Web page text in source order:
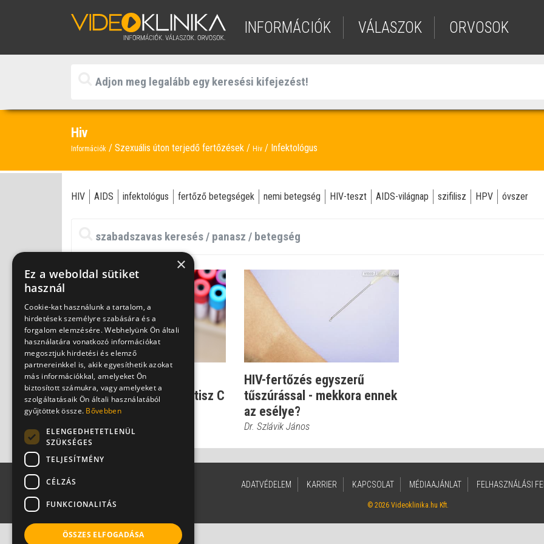
INFORMÁCIÓK VÁLASZOK ORVOSOK
Hiv
Információk Szexuális úton terjedő fertőzések Hiv Infektológus
HIV AIDS infektológus fertőző betegségek nemi betegség HIV-teszt AIDS-világnap szifilisz HPV óvszer
Nálunk így terjed a
leggyakrabban a hepatitisz C
Dr. Szlávik János
HIV-fertőzés egyszerű
tűszúrással - mekkora ennek
az esélye?
Dr. Szlávik János
ADATVÉDELEM KARRIER KAPCSOLAT MÉDIAAJÁNLAT FELHASZNÁLÁSI
© 2026 Videoklinika.hu Kft.
×
Ez a weboldal sütiket
használ
Cookie-kat használunk a tartalom, a
hirdetések személyre szabására és a
forgalom elemzésére. Webhelyünk Ön általi
használatára vonatkozó információkat
megosztjuk hirdetési és elemző
partnereinkkel is, akik egyesíthetik azokat
más információkkal, amelyeket Ön
biztosított számukra, vagy amelyeket a
szolgáltatásaik Ön általi használatából
gyűjtöttek össze. Bővebben
ELENGEDHETETLENÜL
SZÜKSÉGES
TELJESÍTMÉNY
CÉLZÁS
FUNKCIONALITÁS
ÖSSZES ELFOGADÁSA